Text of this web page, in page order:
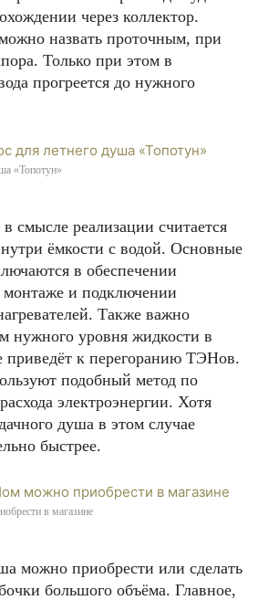
через коллектор.
назвать проточным, при
Только при этом в
прогреется до нужного
«Топотун»
смысле реализации считается
ёмкости с водой. Основные
в обеспечении
монтаже и подключении
Также важно
нужного уровня жидкости в
приведёт к перегоранию ТЭНов.
подобный метод по
электроэнергии. Хотя
душа в этом случае
быстрее.
в магазине
можно приобрести или сделать
большого объёма. Главное,